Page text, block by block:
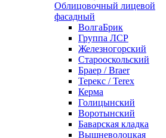
Облицовочный лицевой
фасадный
ВолгаБрик
Группа ЛСР
Железногорский
Старооскольский
Браер / Braer
Терекс / Terex
Керма
Голицынский
Воротынский
Баварская кладка
Вышневолоцкая